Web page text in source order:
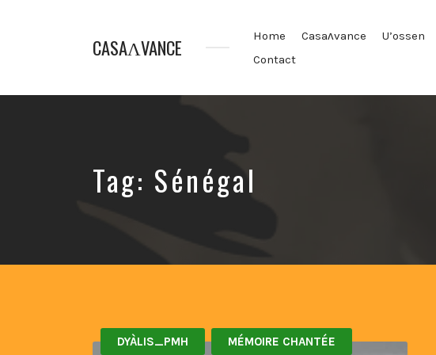
CASAɅVANCE
aVance…
Home Casaʌvance U’ossen
Contact
Tag: Sénégal
DYÀLIS_PMH MÉMOIRE CHANTÉE